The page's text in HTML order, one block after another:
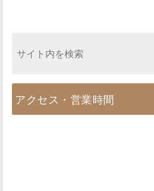
アクセス・営業時間